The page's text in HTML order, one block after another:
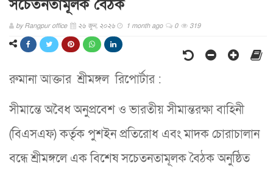
সচেতনতামূলক বৈঠক
byRangpur office ২৬ জুন, ২০২৬ 1 month ago 0 319
রুমানা আক্তার শ্রীমঙ্গল রিপোর্টার :
সীমান্তে অবৈধ অনুপ্রবেশ ও ভারতীয় সীমান্তরক্ষা বাহিনী
(বিএসএফ) কর্তৃক পুশইন প্রতিরোধ এবং মাদক চোরাচালান
বন্ধে শ্রীমঙ্গলে এক বিশেষ সচেতনতামূলক বৈঠক অনুষ্ঠিত